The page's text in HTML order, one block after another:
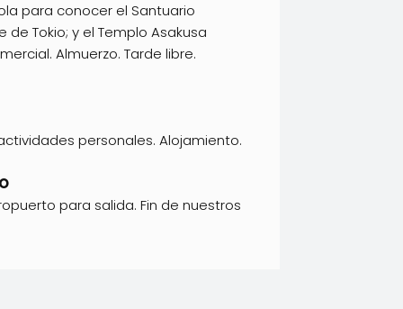
para conocer el Santuario
de Tokio; y el Templo Asakusa
Almuerzo. Tarde libre.
personales. Alojamiento.
para salida. Fin de nuestros